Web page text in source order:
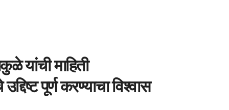
यांची माहिती
पूर्ण करण्याचा विश्वास